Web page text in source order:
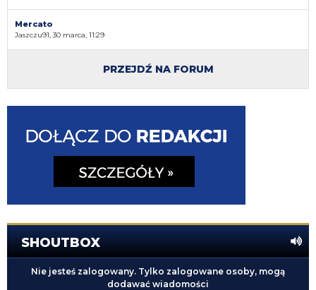
Mercato
Jaszczu91, 30 marca, 11:29
PRZEJDŹ NA FORUM
SHOUTBOX
Nie jesteś zalogowany. Tylko zalogowane osoby, mogą
dodawać wiadomości